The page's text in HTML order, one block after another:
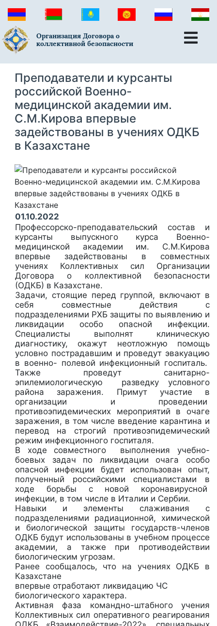
Организация Договора о
коллективной безопасности
Преподаватели и курсанты
российской Военно-
медицинской академии им.
С.М.Кирова впервые
задействованы в учениях ОДКБ
в Казахстане
01.10.2022
Профессорско-преподавательский состав и
курсанты выпускного курса Военно-
медицинской академии им. С.М.Кирова
впервые задействованы в совместных
учениях Коллективных сил Организации
Договора о коллективной безопасности
(ОДКБ) в Казахстане.
Задачи, стоящие перед группой, включают в
себя совместные действия с
подразделениями РХБ защиты по выявлению и
ликвидации особо опасной инфекции.
Специалисты выполнят клиническую
диагностику, окажут неотложную помощь
условно пострадавшим и проведут эвакуацию
в военно- полевой инфекционный госпиталь.
Также проведут санитарно-
эпилемиологическую разведку условного
района заражения. Примут участие в
организации и проведении
противоэпидемических мероприятий в очаге
заражения, в том числе введение карантина и
перевод на строгий противоэпидемический
режим инфекционного госпиталя.
В ходе совместного выполнения учебно-
боевых задач по ликвидации очага особо
опасной инфекции будет использован опыт,
полученный российскими специалистами в
ходе борьбы с новой коронавирусной
инфекции, в том числе в Италии и Сербии.
Навыки и элементы слаживания с
подразделениями радиационной, химической
и биологической защиты государств-членов
ОДКБ будут использованы в учебном процессе
академии, а также при противодействии
биологическим угрозам.
Ранее сообщалось, что на учениях ОДКБ в
Казахстане
впервые отработают ликвидацию ЧС
биологического характера.
Активная фаза командно-штабного учения
Коллективных сил оперативного реагирования